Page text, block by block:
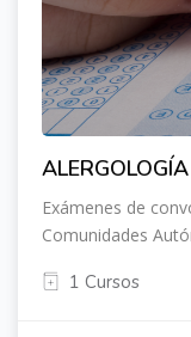
ALERGOLOGÍA
Exámenes de
Comunidades
1 Cursos